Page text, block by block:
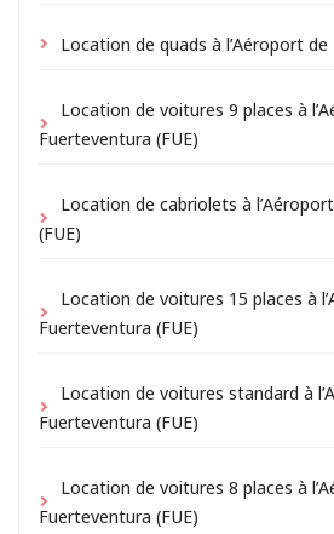
Location de quads à l’Aéroport
Location de voitures 9 places à
Fuerteventura (FUE)
Location de cabriolets à
(FUE)
Location de voitures 15 places à
Fuerteventura (FUE)
Location de voitures standard à
Fuerteventura (FUE)
Location de voitures 8 places à
Fuerteventura (FUE)